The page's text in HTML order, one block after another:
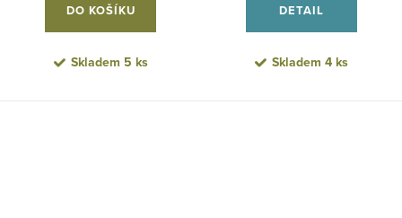
DO KOŠÍKU
Skladem 5 ks
DETAIL
Skladem 4 ks